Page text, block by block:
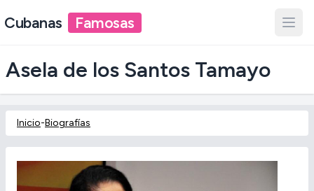
Cubanas Famosas
Asela de los Santos Tamayo
Inicio-Biografías